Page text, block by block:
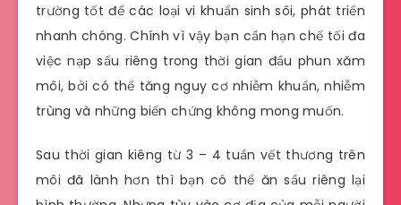
trường tốt để các loại vi khuẩn sinh sôi, phát triển
nhanh chóng. Chính vì vậy bạn cần hạn chế tối đa
việc nạp sầu riêng trong thời gian đầu phun xăm
môi, bởi có thể tăng nguy cơ nhiễm khuẩn, nhiễm
trùng và những biến chứng không mong muốn.
Sau thời gian kiêng từ 3 – 4 tuần vết thương trên
môi đã lành hơn thì bạn có thể ăn sầu riêng lại